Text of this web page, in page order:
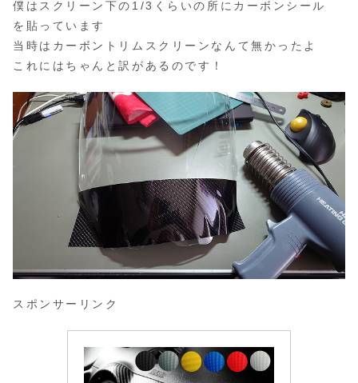
僕はスクリーン下の1/3くらいの所にカーボンシール
を貼っています
当時はカーボントリムスクリーンなんて無かったよ
これにはちゃんと訳があるのです！
スポンサーリンク